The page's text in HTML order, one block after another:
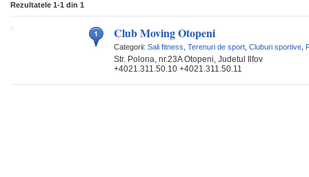
Rezultatele 1-1 din 1
Club Moving Otopeni
Categorii: Sali fitness Terenuri de sport Cluburi sportive
Str. Polona, nr.23A Otopeni, Judetul Ilfov
+4021.311.50.10 +4021.311.50.11